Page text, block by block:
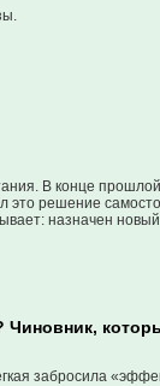
В конце
решение
назначен
забросила